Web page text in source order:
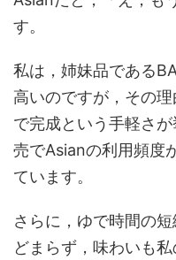
す。
私は，姉妹品である
高いのですが，その
で完成という手軽さ
売でAsianの利用頻度
ています。
さらに，ゆで時間の
どまらず，味わいも